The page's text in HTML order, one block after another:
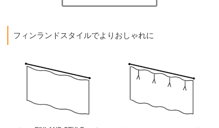
フィンランドスタイルでよりおしゃれに